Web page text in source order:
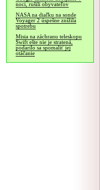
noci, rušili obyvateľov
NASA na diaľku na sonde
Voyager 2 úspešne znížila
spotrebu
Misia na záchranu teleskopu
Swift ešte nie je stratená,
podarilo sa spomaliť jej
otáčanie